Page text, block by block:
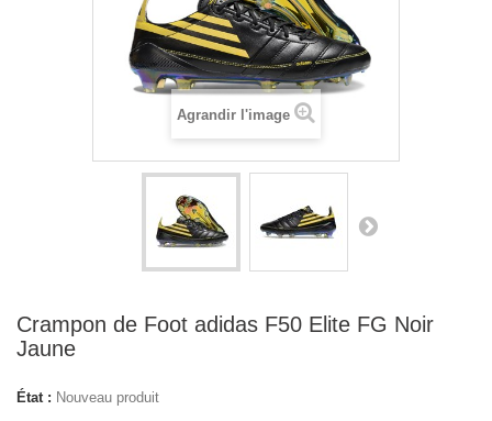
Agrandir l'image
Crampon de Foot adidas F50 Elite FG Noir
Jaune
État : Nouveau produit